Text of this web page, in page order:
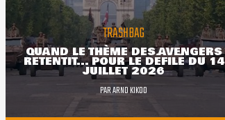
TRASHBAG
QUAND LE THÈME DES AVENGERS
RETENTIT... POUR LE DÉFILÉ DU 14
JUILLET 2026
PARARNO KIKOO